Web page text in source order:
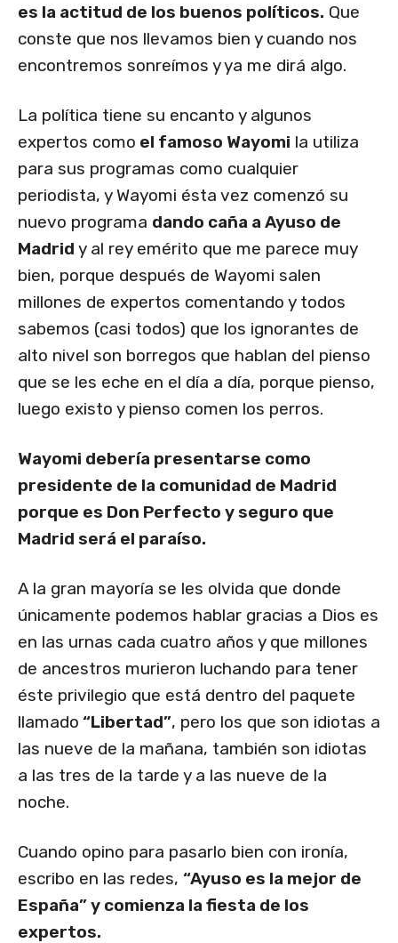
es la actitud de los buenos políticos. Que
conste que nos llevamos bien y cuando nos
encontremos sonreímos y ya me dirá algo.
La política tiene su encanto y algunos
expertos como el famoso Wayomi la utiliza
para sus programas como cualquier
periodista, y Wayomi ésta vez comenzó su
nuevo programa dando caña a Ayuso de
Madrid y al rey emérito que me parece muy
bien, porque después de Wayomi salen
millones de expertos comentando y todos
sabemos (casi todos) que los ignorantes de
alto nivel son borregos que hablan del pienso
que se les eche en el día a día, porque pienso,
luego existo y pienso comen los perros.
Wayomi debería presentarse como
presidente de la comunidad de Madrid
porque es Don Perfecto y seguro que
Madrid será el paraíso.
A la gran mayoría se les olvida que donde
únicamente podemos hablar gracias a Dios es
en las urnas cada cuatro años y que millones
de ancestros murieron luchando para tener
éste privilegio que está dentro del paquete
llamado “Libertad”, pero los que son idiotas a
las nueve de la mañana, también son idiotas
a las tres de la tarde y a las nueve de la
noche.
Cuando opino para pasarlo bien con ironía,
escribo en las redes, “Ayuso es la mejor de
España” y comienza la fiesta de los
expertos.